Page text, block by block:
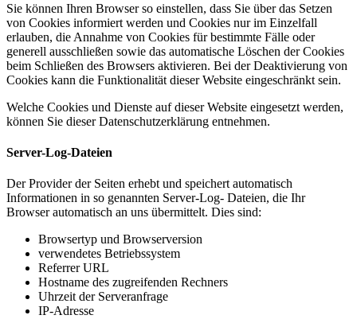
Sie können Ihren Browser so einstellen, dass Sie über das Setzen
von Cookies informiert werden und Cookies nur im Einzelfall
erlauben, die Annahme von Cookies für bestimmte Fälle oder
generell ausschließen sowie das automatische Löschen der Cookies
beim Schließen des Browsers aktivieren. Bei der Deaktivierung von
Cookies kann die Funktionalität dieser Website eingeschränkt sein.
Welche Cookies und Dienste auf dieser Website eingesetzt werden,
können Sie dieser Datenschutzerklärung entnehmen.
Server-Log-Dateien
Der Provider der Seiten erhebt und speichert automatisch
Informationen in so genannten Server-Log- Dateien, die Ihr
Browser automatisch an uns übermittelt. Dies sind:
Browsertyp und Browserversion
verwendetes Betriebssystem
Referrer URL
Hostname des zugreifenden Rechners
Uhrzeit der Serveranfrage
IP-Adresse